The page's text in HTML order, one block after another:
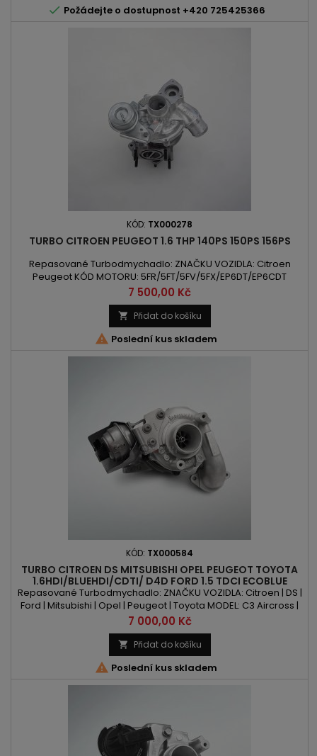
 Požádejte o dostupnost +420 725425366
KÓD: TX000278
TURBO CITROEN PEUGEOT 1.6 THP 140PS 150PS 156PS
Repasované Turbodmychadlo: ZNAČKU VOZIDLA: Citroen
Peugeot KÓD MOTORU: 5FR/5FT/5FV/5FX/EP6DT/EP6CDT
OBSAH: 1598 ccm turbo 1.6 THP VÝKON: 103kW/140PS /
110kW/150PS 115kW/156PS ROK VÝROBY: 2006 -
Cena
7 500,00 Kč
 Přidat do košíku
 Poslední kus skladem
KÓD: TX000584
TURBO CITROEN DS MITSUBISHI OPEL PEUGEOT TOYOTA
1.6HDI/BLUEHDI/CDTI/ D4D FORD 1.5 TDCI ECOBLUE
Repasované Turbodmychadlo: ZNAČKU VOZIDLA: Citroen | DS |
Ford | Mitsubishi | Opel | Peugeot | Toyota MODEL: C3 Aircross |
C4 | C4 Picasso | C4 Grand Picasso | Berlingo | Jumpy |
Spacetourer | DS3 | DS4 | DS5 | C Max | Fiesta | Focus | Mondeo |
Tourneo Courier | ASX | Crossland | 208 | 308 | 508 | 2008 | 3008
| 5008 | Expert | Partner | Traveller | Proace...
Cena
7 000,00 Kč
 Přidat do košíku
 Poslední kus skladem